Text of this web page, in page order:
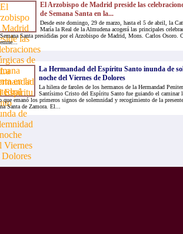
El Arzobispo de Madrid preside las
de Semana Santa en la...
Desde este domingo, 29 de marzo, hasta el 5 de abril, la
María la Real de la Almudena acogerá las principales
Santa presididas por el Arzobispo de Madrid, Mons. Carlos Osoro.
La Hermandad del Espíritu Santo inunda de
noche del Viernes de Dolores
La hilera de faroles de los hermanos de la Hermandad
Santísimo Cristo del Espíritu Santo fue guiando el caminar
que emanó los primeros signos de solemnidad y recogimiento de la
Santa de Zamora. El...